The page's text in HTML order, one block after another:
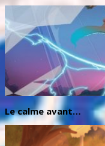
Le calme avant…